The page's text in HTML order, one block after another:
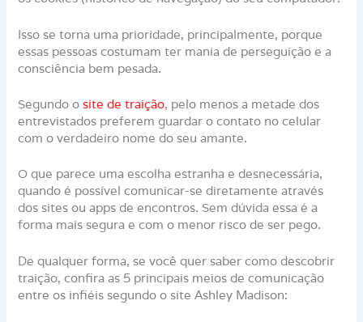
Isso se torna uma prioridade, principalmente, porque
essas pessoas costumam ter mania de perseguição e a
consciência bem pesada.
Segundo osite de traição, pelo menos a metade dos
entrevistados preferem guardar o contato no celular
com o verdadeiro nome do seu amante.
O que parece uma escolha estranha e desnecessária,
quando é possível comunicar-se diretamente através
dos sites ou apps de encontros. Sem dúvida essa é a
forma mais segura e com o menor risco de ser pego.
De qualquer forma, se você quer saber como descobrir
traição, confira as 5 principais meios de comunicação
entre os infiéis segundo o site Ashley Madison: